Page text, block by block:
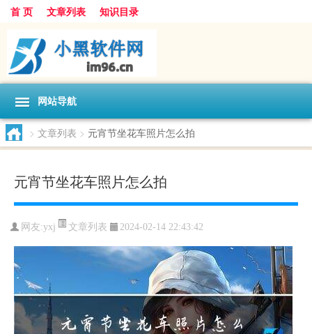
首 页 文章列表 知识目录
网站导航
> 文章列表 > 元宵节坐花车照片怎么拍
元宵节坐花车照片怎么拍
网友:yxj 文章列表 2024-02-14 22:43:42